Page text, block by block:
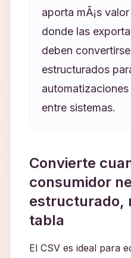
aporta mÃ¡s
donde las
deben
estructurados
entre sistemas.
Convierte
consumidor
estructurado,
tabla
El CSV es ideal para